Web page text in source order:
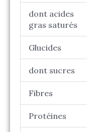
dont acides
gras saturés
Glucides
dont sucres
Fibres
Protéines